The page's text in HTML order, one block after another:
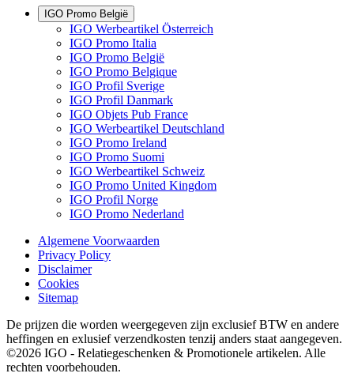
IGO Promo België
IGO Werbeartikel Österreich
IGO Promo Italia
IGO Promo België
IGO Promo Belgique
IGO Profil Sverige
IGO Profil Danmark
IGO Objets Pub France
IGO Werbeartikel Deutschland
IGO Promo Ireland
IGO Promo Suomi
IGO Werbeartikel Schweiz
IGO Promo United Kingdom
IGO Profil Norge
IGO Promo Nederland
Algemene Voorwaarden
Privacy Policy
Disclaimer
Cookies
Sitemap
De prijzen die worden weergegeven zijn exclusief BTW en andere
heffingen en exlusief verzendkosten tenzij anders staat aangegeven.
©2026 IGO - Relatiegeschenken & Promotionele artikelen. Alle
rechten voorbehouden.